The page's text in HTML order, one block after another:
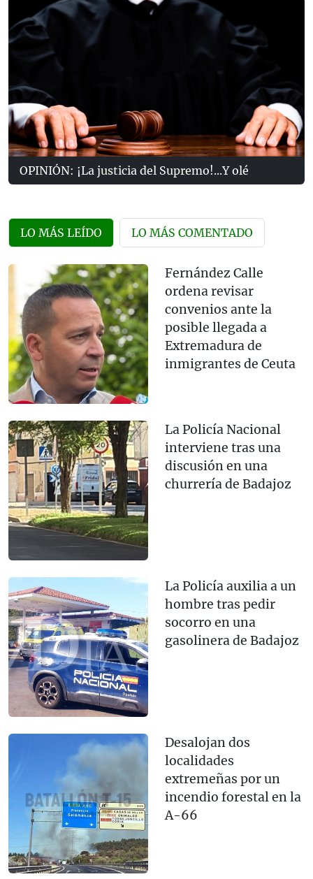
OPINIÓN: ¡La justicia del Supremo!...Y olé
LO MÁS LEÍDO LO MÁS COMENTADO
Fernández Calle
ordena revisar
convenios ante la
posible llegada a
Extremadura de
inmigrantes de Ceuta
La Policía Nacional
interviene tras una
discusión en una
churrería de Badajoz
La Policía auxilia a un
hombre tras pedir
socorro en una
gasolinera de Badajoz
Desalojan dos
localidades
extremeñas por un
incendio forestal en la
A-66